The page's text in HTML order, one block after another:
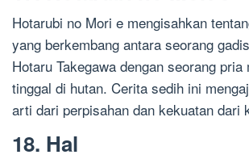
Hotarubi no Mori e mengisahkan
yang berkembang antara seorang
Hotaru Takegawa dengan seorang
tinggal di hutan. Cerita sedih ini
arti dari perpisahan dan kekuatan dari
18. Hal